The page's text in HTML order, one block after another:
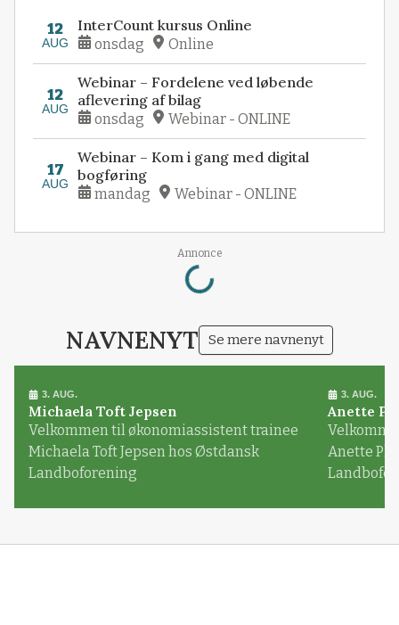
12
AUG
InterCount kursus Online
onsdag Online
12
AUG
Webinar – Fordelene ved løbende
aflevering af bilag
onsdag Webinar - ONLINE
17
AUG
Webinar – Kom i gang med digital
bogføring
mandag Webinar - ONLINE
Annonce
Loading...
NAVNENYT Se mere navnenyt
3. AUG.
Michaela Toft Jepsen
Velkommen til økonomiassistent trainee
Michaela Toft Jepsen hos Østdansk
Landboforening
3. AUG.
Anette
Anette